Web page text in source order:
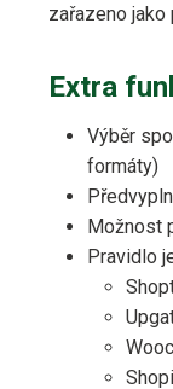
zařazeno
Extra
Výběr
formáty)
Možnost
Pravidlo